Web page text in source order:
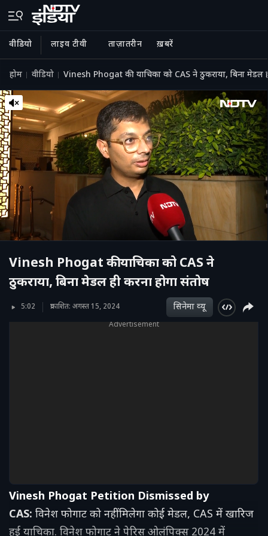
वीडियो लाइव टीवी ताज़ातरीन ख़बरें
होम वीडियो Vinesh Phogat की याचिका को CAS ने ठुकराया, बिना मेडल
Vinesh Phogat की याचिका को CAS ने
ठुकराया, बिना मेडल ही करना होगा संतोष
5:02 प्रकाशित: अगस्त 15, 2024 सिनेमा व्‍यू
Advertisement
Vinesh Phogat Petition Dismissed by
CAS: विनेश फोगाट को नहीं मिलेगा कोई मेडल, CAS में खारिज
हुई याचिका. विनेश फोगाट ने पेरिस ओलंपिक्स 2024 में